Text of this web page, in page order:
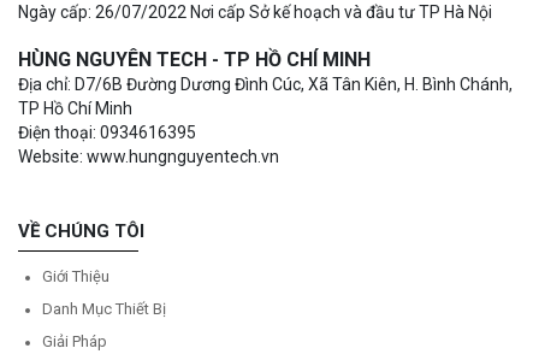
Ngày cấp: 26/07/2022 Nơi cấp Sở kế hoạch và đầu tư TP Hà Nội
HÙNG NGUYÊN TECH - TP HỒ CHÍ MINH
Địa chỉ: D7/6B Đường Dương Đình Cúc, Xã Tân Kiên, H. Bình Chánh,
TP Hồ Chí Minh
Điện thoại: 0934616395
Website: www.hungnguyentech.vn
VỀ CHÚNG TÔI
Giới Thiệu
Danh Mục Thiết Bị
Giải Pháp